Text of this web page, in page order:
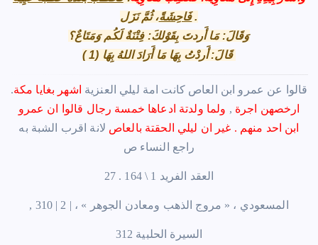
فَاحِشَةً، ثُمَّ نَزَل .
وَقَالَ: مَا أَردتَ بِقَوْلكَ: فِتْنَةٌ لَكُم وَمَتَاعٌ؟
قَالَ: أَردْتُ بِهَا مَا أَرَادَ اللهُ بِهَا (1 )
.قالوا عن عمرو ابن العاص كانت امة ليلي العنزية اشهر بغايا مكة
ارخصهن اجرة , ولما ولدتة ادعاها خمسة رجال قالوا ان عمرو
ابن احد منهم . غير ان ليلي الحقتة بالعاص لانة اقرب الشبة به
راجع النساء ص
27 . العقد الفريد 1 \ 164
, المسعودي ، « مروج الذهب ومعادن الجوهر » ، | 2 | 310
السيرة الحلبية 312